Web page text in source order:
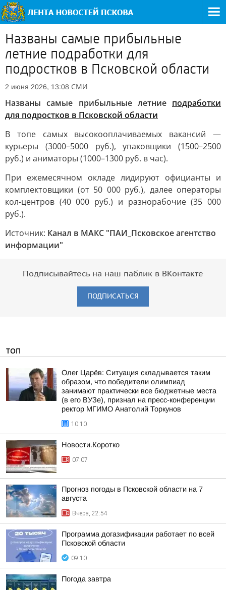
Названы самые прибыльные
летние подработки для
подростков в Псковской области
2 июня 2026, 13:08 СМИ
Названы самые прибыльные летние подработки
для подростков в Псковской области
В топе самых высокооплачиваемых вакансий —
курьеры (3000–5000 руб.), упаковщики (1500–2500
руб.) и аниматоры (1000–1300 руб. в час).
При ежемесячном окладе лидируют официанты и
комплектовщики (от 50 000 руб.), далее операторы
кол-центров (40 000 руб.) и разнорабочие (35 000
руб.).
Источник: Канал в МАКС "ПАИ_Псковское агентство
информации"
Подписывайтесь на наш паблик в ВКонтакте
ПОДПИСАТЬСЯ
ТОП
Олег Царёв: Ситуация складывается таким
образом, что победители олимпиад
занимают практически все бюджетные места
(в его ВУЗе), признал на пресс-конференции
ректор МГИМО Анатолий Торкунов
10:10
Новости.Коротко
07:07
Прогноз погоды в Псковской области на 7
августа
Вчера, 22:54
Программа догазификации работает по всей
Псковской области
09:10
Погода завтра